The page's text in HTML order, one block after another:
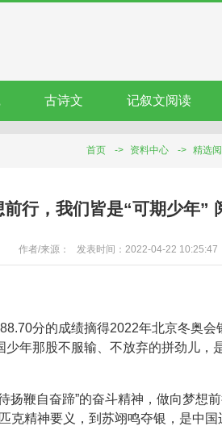
古诗文 记叙文阅读
首页 -> 资料中心 -> 精选
前行，我们皆是“可期少年”
作者/来源： 发表时间：2022-04-22 10:25:47
分的成绩摘得2022年北京冬奥会
少年那股不服输、不放弃的拼劲儿
扬鞭自奋蹄”的奋斗精神，做向梦想
克精神要义，到苏翊鸣夺银，是中国